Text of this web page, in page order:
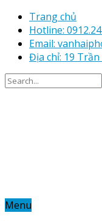
Trang chủ
Hotline:
Email:
Địa chỉ: 19
Menu